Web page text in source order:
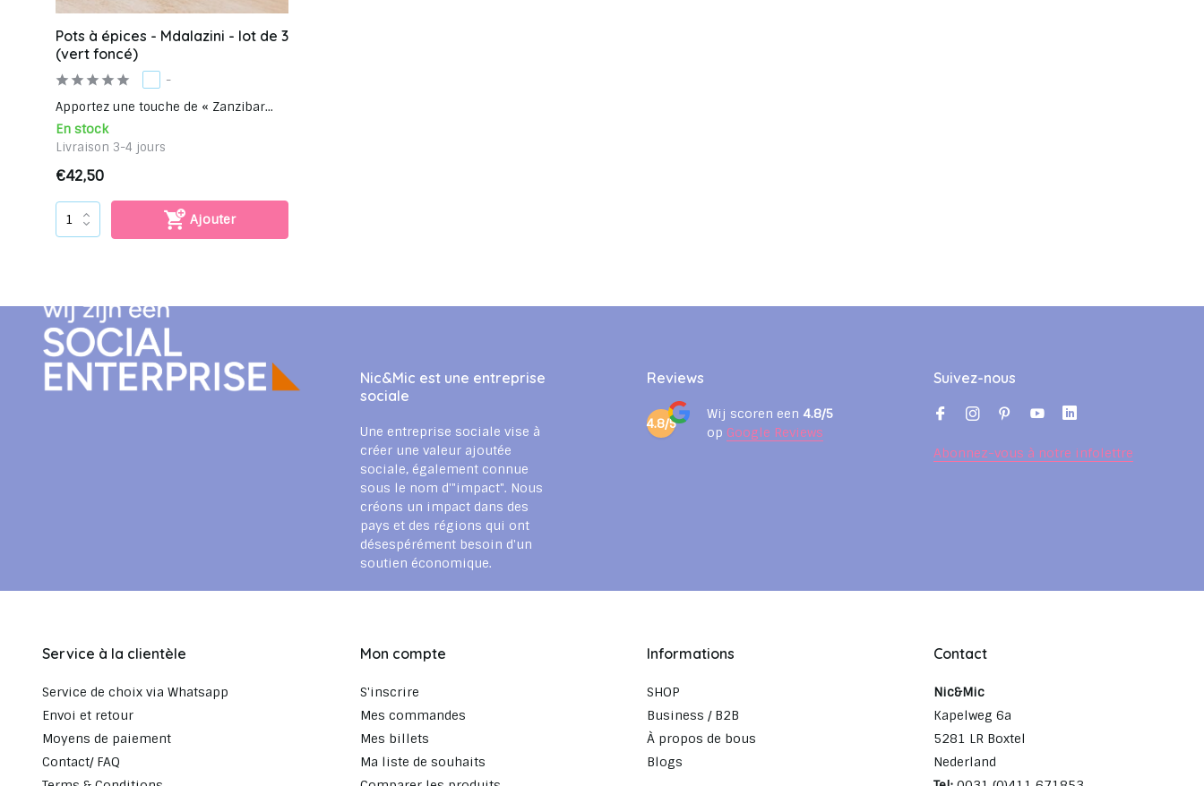
Pots à épices - Mdalazini - lot de 3
(vert foncé)
-
Apportez une touche de « Zanzibar...
En stock
Livraison 3-4 jours
€42,50
Ajouter
Nic&Mic est une entreprise
sociale
Une entreprise sociale vise à
créer une valeur ajoutée
sociale, également connue
sous le nom d'"impact". Nous
créons un impact dans des
pays et des régions qui ont
désespérément besoin d'un
soutien économique.
Reviews
4.8/5
Wij scoren een 4.8/5
op Google Reviews
Suivez-nous
Abonnez-vous à notre infolettre
Service à la clientèle
Service de choix via Whatsapp
Envoi et retour
Moyens de paiement
Contact/ FAQ
Mon compte
S'inscrire
Mes commandes
Mes billets
Ma liste de souhaits
Informations
SHOP
Business / B2B
À propos de bous
Blogs
Contact
Nic&Mic
Kapelweg 6a
5281 LR Boxtel
Nederland